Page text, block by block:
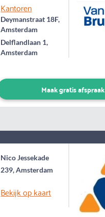
Kantoren
Deymanstraat 18F,
Amsterdam
Delflandlaan 1,
Amsterdam
Maak gratis afspraak
Nico Jessekade
239, Amsterdam
Bekijk op kaart